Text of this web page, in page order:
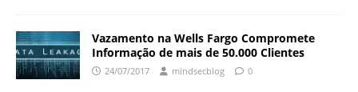
Vazamento na Wells Fargo Compromete
Informação de mais de 50.000 Clientes
24/07/2017 mindsecblog 0